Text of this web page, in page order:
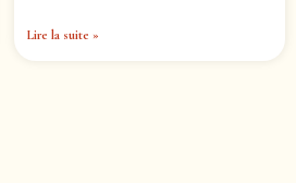
Lire la suite »